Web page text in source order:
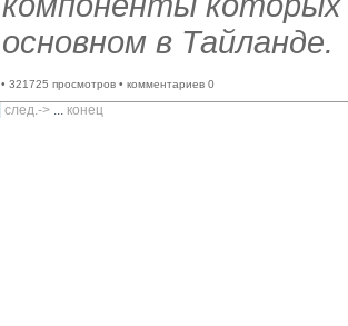
основном в Тайланде.
• 321725 просмотров • комментариев 0
след.-> ... конец